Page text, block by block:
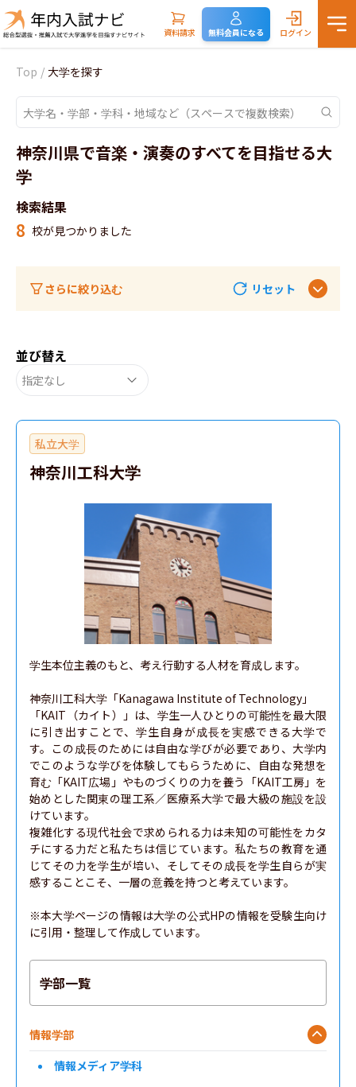
資料請求 無料会員になる ログイン
Top / 大学を探す
神奈川県で音楽・演奏のすべてを目指せる大
学
検索結果
8 校が見つかりました
さらに絞り込む リセット
並び替え
指定なし
私立大学
神奈川工科大学
学生本位主義のもと、考え行動する人材を育成します。
神奈川工科大学「Kanagawa Institute of Technology」
「KAIT（カイト）」は、学生一人ひとりの可能性を最大限
に引き出すことで、学生自身が成長を実感できる大学で
す。この成長のためには自由な学びが必要であり、大学内
でこのような学びを体験してもらうために、自由な発想を
育む「KAIT広場」やものづくりの力を養う「KAIT工房」を
始めとした関東の理工系／医療系大学で最大級の施設を設
けています。
複雑化する現代社会で求められる力は未知の可能性をカタ
チにする力だと私たちは信じています。私たちの教育を通
じてその力を学生が培い、そしてその成長を学生自らが実
感することこそ、一層の意義を持つと考えています。
※本大学ページの情報は大学の公式HPの情報を受験生向け
に引用・整理して作成しています。
学部一覧
情報学部
情報メディア学科